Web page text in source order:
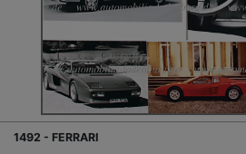
1492 - FERRARI